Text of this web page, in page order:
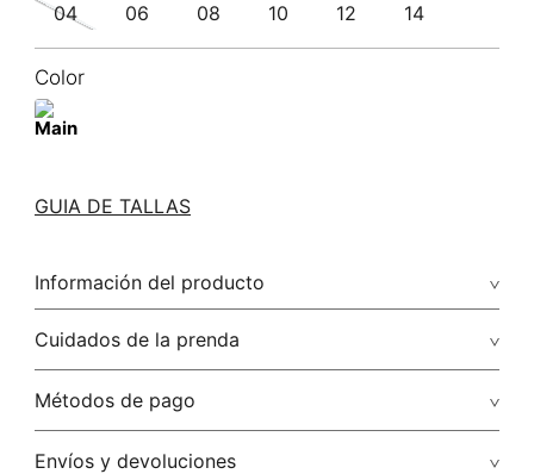
04 06 08 10 12 14
Color
GUIA DE TALLAS
Información del producto
77.00% lyocell/lyocell23.00% algodón/cotton
Cuidados de la prenda
Lavar a mano por separado / no dejar en remojo / no
Métodos de pago
Tarjetas de crédito: Visa, Dinners, Master Card y American
Envíos y devoluciones